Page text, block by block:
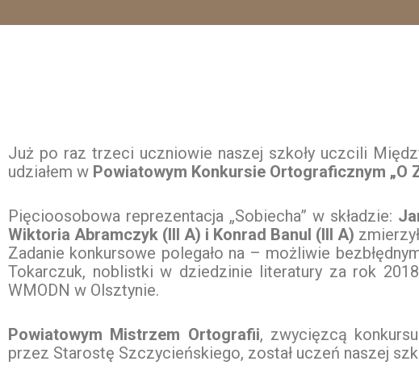
Już po raz trzeci uczniowie naszej szkoły uczcili
udziałem w Powiatowym Konkursie Ortograficznym „O
Pięcioosobowa reprezentacja „Sobiecha” w składzie:
Wiktoria Abramczyk (III A) i Konrad Banul (III A)
Zadanie konkursowe polegało na – możliwie
Tokarczuk, noblistki w dziedzinie literatury za rok
WMODN w Olsztynie.
Powiatowym Mistrzem Ortografii, zwycięzcą
przez Starostę Szczycieńskiego, został uczeń naszej